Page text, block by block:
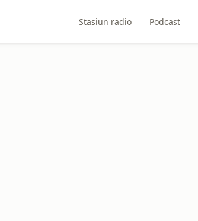
Stasiun radio Podcast